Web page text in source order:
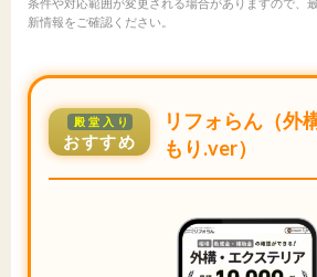
条件や対応範囲が変更される場合がありますので、
新情報をご確認ください。
殿堂入り
おすすめ
リフォらん（外
もり.ver）